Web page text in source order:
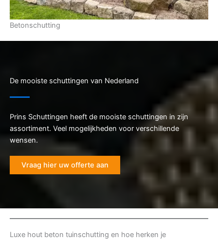
Betonschutting
De mooiste schuttingen van Nederland
Prins Schuttingen heeft de mooiste schuttingen in zijn
assortiment. Veel mogelijkheden voor verschillende
wensen.
Vraag hier uw offerte aan
Luxe hout beton tuinschutting en hoe herken je